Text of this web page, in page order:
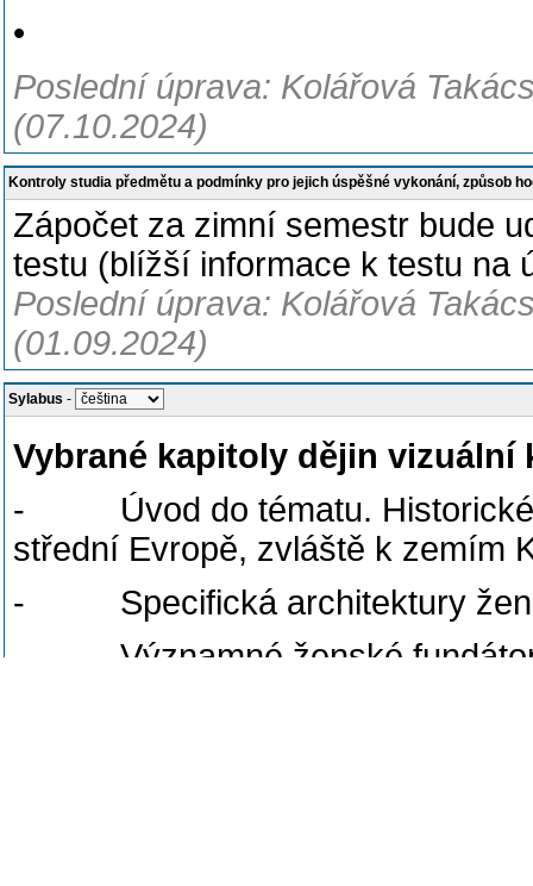
•
Poslední úprava: Kolářová
(07.10.2024)
Kontroly studia předmětu a podmínky pro jejich úspěšné vykonání, způsob
Zápočet za zimní semestr bude
testu (blížší informace k testu na
Poslední úprava: Kolářová
(01.09.2024)
Sylabus -
Vybrané kapitoly dějin
- Úvod do tématu. Historické
střední Evropě, zvláště k zemím
- Specifická architektury
- Významné ženské